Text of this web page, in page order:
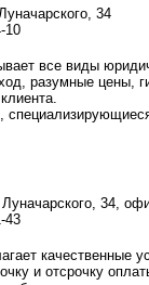
34
10
все виды
разумные цены,
34,
43
качественные
и отсрочку